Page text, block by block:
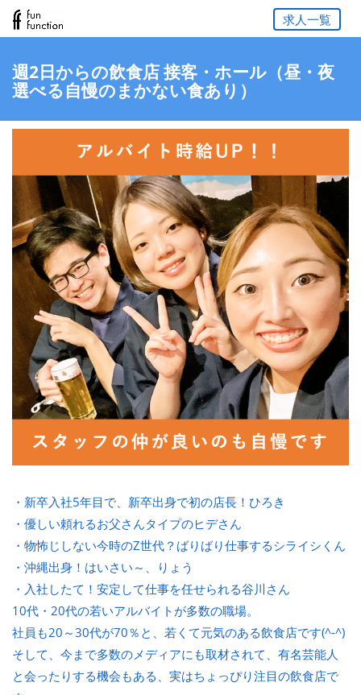
求人一覧
週2日からの飲食店 接客・ホール（昼・夜
選べる自慢のまかない食あり）
・新卒入社5年目で、新卒出身で初の店長！ひろき
・優しい頼れるお父さんタイプのヒデさん
・物怖じしない今時のZ世代？ばりばり仕事するシライシくん
・沖縄出身！はいさい～、りょう
・入社したて！安定して仕事を任せられる谷川さん
10代・20代の若いアルバイトが多数の職場。
社員も20～30代が70％と、若くて元気のある飲食店です(^-^)
そして、今まで多数のメディアにも取材されて、有名芸能人
と会ったりする機会もある、実はちょっぴり注目の飲食店で